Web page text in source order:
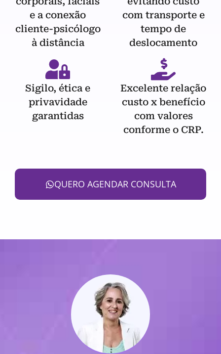
e a conexão
cliente-psicólogo
à distância
Sigilo, ética e
privavidade
garantidas
com transporte e
tempo de
deslocamento
Excelente relação
custo x benefício
com valores
conforme o CRP.
QUERO AGENDAR CONSULTA